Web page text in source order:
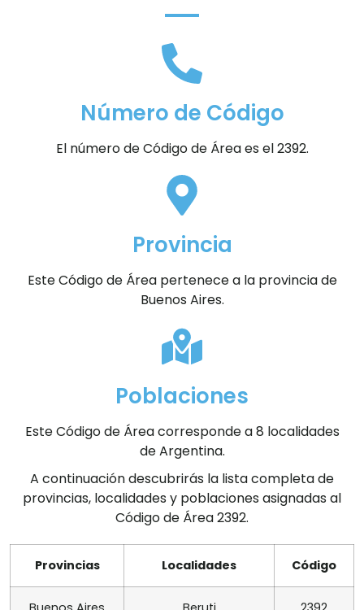
Número de Código
El número de Código de Área es el 2392.
Provincia
Este Código de Área pertenece a la provincia de
Buenos Aires.
Poblaciones
Este Código de Área corresponde a 8 localidades
de Argentina.
A continuación descubrirás la lista completa de
provincias, localidades y poblaciones asignadas al
Código de Área 2392.
Provincias Localidades Código